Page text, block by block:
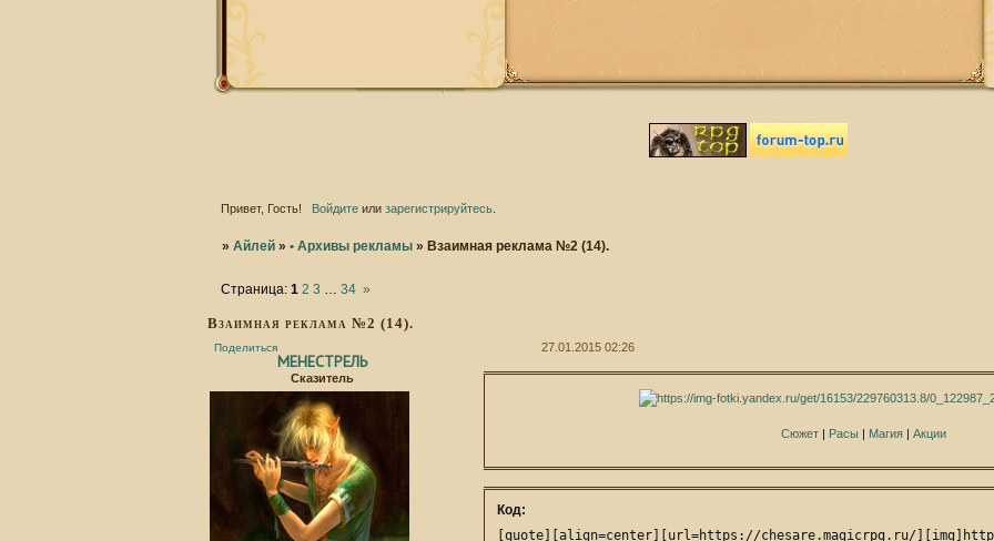
Привет, Гость! Войдитеили зарегистрируйтесь.
»Айлей »• Архивы рекламы » Взаимная реклама №2 (14).
Взаимная реклама №2 (14).
Страница:1 2 3 … 34 »
Поделиться 27.01.2015 02:26
МЕНЕСТРЕЛЬ
Сказитель
Сюжет | Расы | Магия | Акции
Код:
[quote][align=center][url=https://chesare.magicrpg.ru/